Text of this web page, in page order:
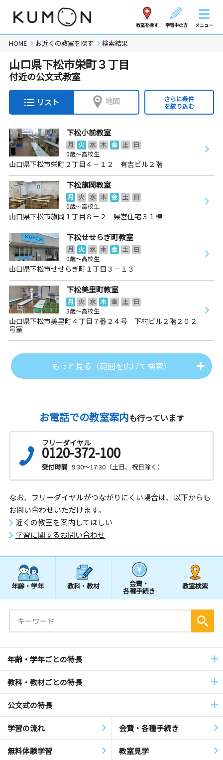
教室を探す 学習中の方 メニュー
HOME お近くの教室を探す 検索結果
山口県下松市栄町３丁目
付近の公文式教室
リスト 地図
さらに条件
を絞り込む
下松小前教室
月 火 水 木 金 土
日
0歳～高校生
山口県下松市栄町２丁目４－１２ 有吉ビル２階
下松旗岡教室
月 火 水 木 金 土
日
0歳～高校生
山口県下松市旗岡１丁目８－２ 県営住宅３１棟
下松せせらぎ町教室
月 火 水 木 金 土
日
0歳～高校生
山口県下松市せせらぎ町１丁目３－１３
下松美里町教室
月 火 水 木 金 土
日
3歳～高校生
山口県下松市美里町４丁目７番２４号 下村ビル２階２０２
号室
もっと見る（範囲を広げて検索）
お電話での教室案内も行っています
フリーダイヤル
0120-372-100
受付時間 9:30～17:30（土日、祝日除く）
なお、フリーダイヤルがつながりにくい場合は、以下からも
お問い合わせいただけます。
近くの教室を案内してほしい
学習に関するお問い合わせ
年齢・学年 教科・教材 会費・
各種手続き
教室検索
年齢・学年ごとの特長
教科・教材ごとの特長
公文式の特長
学習の流れ 会費・各種手続き
無料体験学習 教室見学